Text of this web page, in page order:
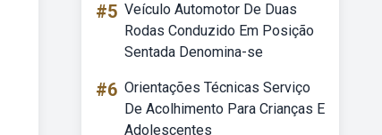
#5 Veículo Automotor De Duas
Rodas Conduzido Em Posição
Sentada Denomina-se
#6 Orientações Técnicas Serviço
De Acolhimento Para Crianças E
Adolescentes